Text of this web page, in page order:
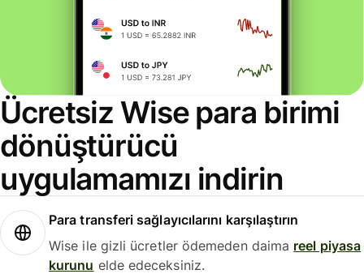
Ücretsiz Wise para birimi
dönüştürücü
uygulamamızı indirin
Para transferi sağlayıcılarını karşılaştırın
Wise ile gizli ücretler ödemeden daima reel piyasa
kurunu elde edeceksiniz.